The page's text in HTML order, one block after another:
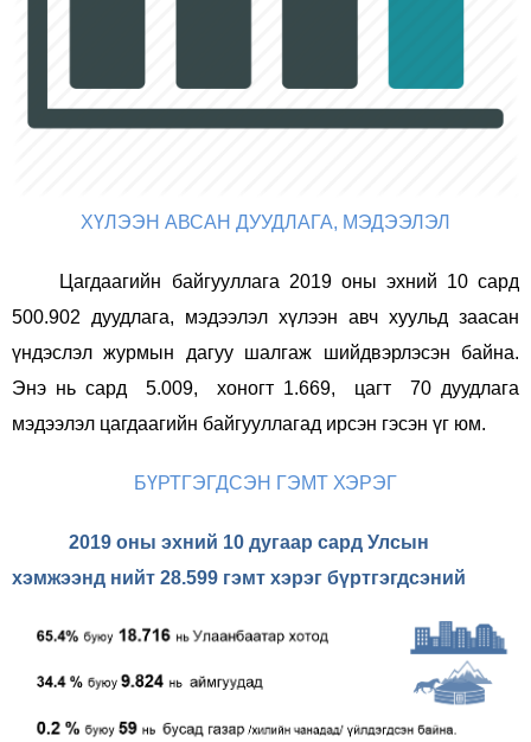
ХҮЛЭЭН АВСАН ДУУДЛАГА, МЭДЭЭЛ ЭЛ
Цагдаагийн байгууллага 2019 оны эхний 10сард
500.902 дуудлага, мэдээлэл хүлээн авч хуульд заасан
үндэслэл журмын дагуу шалгаж шийдвэрлэсэн байна.
Энэ нь сард 5.009, хоногт 1.669, цагт 70 дуудлага
мэдээлэл цагдаагийн байгууллагад ирсэн гэсэн үг юм.
БҮРТГЭГДСЭН ГЭМТ ХЭРЭГ
2019 оны эхний 10 дугаар сард Улсын
хэмжээнд нийт 28.599 гэмт хэрэг бүртгэгдсэний